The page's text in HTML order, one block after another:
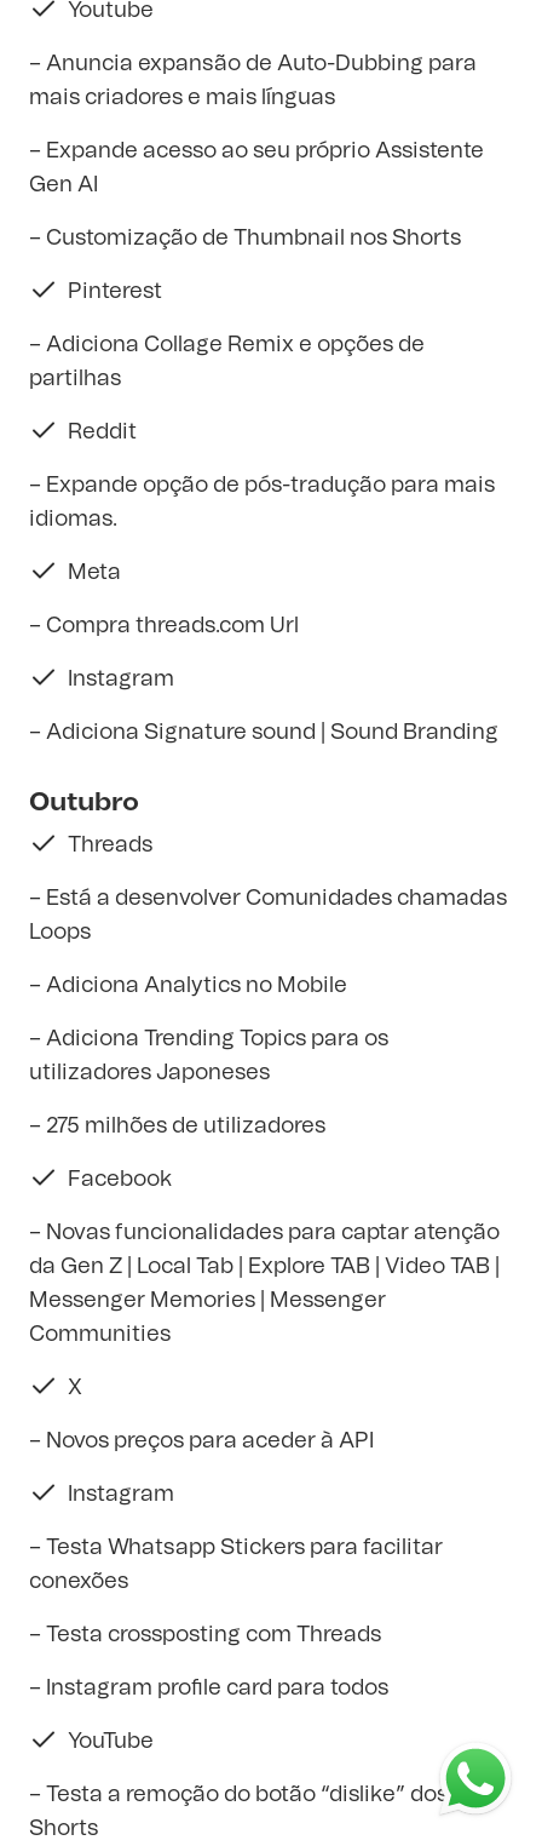
Youtube
– Anuncia expansão de Auto-Dubbing para
mais criadores e mais línguas
– Expande acesso ao seu próprio Assistente
Gen AI
– Customização de Thumbnail nos Shorts
Pinterest
– Adiciona Collage Remix e opções de
partilhas
Reddit
– Expande opção de pós-tradução para mais
idiomas.
Meta
– Compra threads.com Url
Instagram
– Adiciona Signature sound | Sound Branding
Outubro
Threads
– Está a desenvolver Comunidades chamadas
Loops
– Adiciona Analytics no Mobile
– Adiciona Trending Topics para os
utilizadores Japoneses
– 275 milhões de utilizadores
Facebook
– Novas funcionalidades para captar atenção
da Gen Z | Local Tab | Explore TAB | Video TAB |
Messenger Memories | Messenger
Communities
X
– Novos preços para aceder à API
Instagram
– Testa Whatsapp Stickers para facilitar
conexões
– Testa crossposting com Threads
– Instagram profile card para todos
YouTube
– Testa a remoção do botão “dislike” dos
Shorts